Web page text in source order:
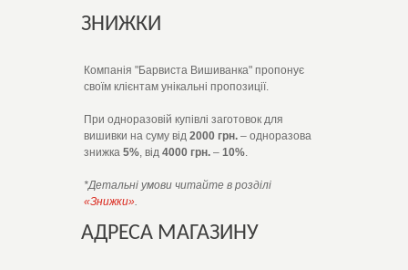
ЗНИЖКИ
Компанія "Барвиста Вишиванка" пропонує
своїм клієнтам унікальні пропозиції.
При одноразовій купівлі заготовок для
вишивки на суму від 2000 грн. – одноразова
знижка 5%, від 4000 грн. – 10%.
*Детальні умови читайте в розділі
«Знижки».
АДРЕСА МАГАЗИНУ